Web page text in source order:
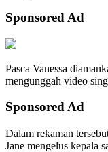
Sponsored Ad
Pasca Vanessa
mengunggah video
Sponsored Ad
Dalam rekaman
Jane mengelus kepala